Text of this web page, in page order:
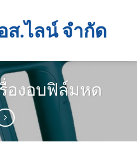
ส.ไลน์ จำกัด
องอบฟิล์มหด